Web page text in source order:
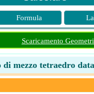
Formula
Scaricamento
di mezzo tetraedro